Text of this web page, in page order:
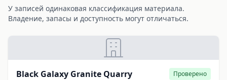
У записей одинаковая классификация материала.
Владение, запасы и доступность могут отличаться.
Black Galaxy Granite Quarry Проверено